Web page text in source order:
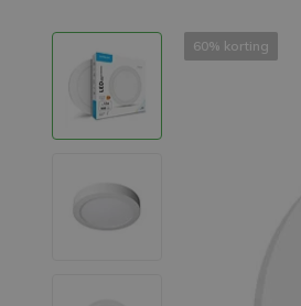
LED Schijnwerpers
LED Buitenverlichting
60% korting